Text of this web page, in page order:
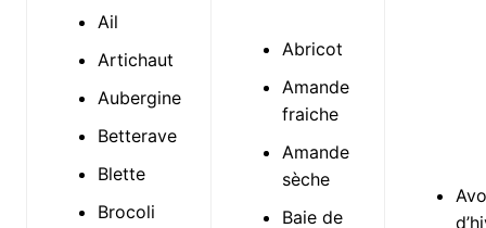
Ail
Artichaut
Aubergine
Betterave
Blette
Brocoli
Abricot
Amande
fraiche
Amande
sèche
Baie de